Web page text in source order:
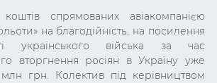
спрямованих авіакомпанією
на благодійність, на посилення
українського війська за час
вторгнення росіян в Україну уже
грн. Колектив під керівництвом